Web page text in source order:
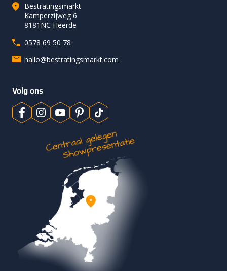
Bestratingsmarkt
Kamperzijweg 6
8181NC Heerde
0578 69 50 78
hallo@bestratingsmarkt.com
Volg ons